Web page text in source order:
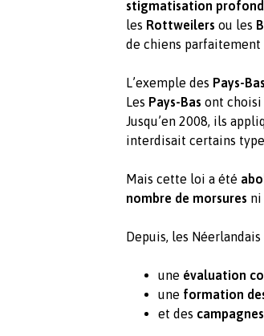
stigmatisation
les Rottweilers ou les
de chiens parfaitement
L’exemple des Pays-Bas
Les Pays-Bas ont choisi
Jusqu’en 2008, ils
interdisait certains
Mais cette loi a été
nombre de morsures ni
Depuis, les
une évaluation
une formation
et des